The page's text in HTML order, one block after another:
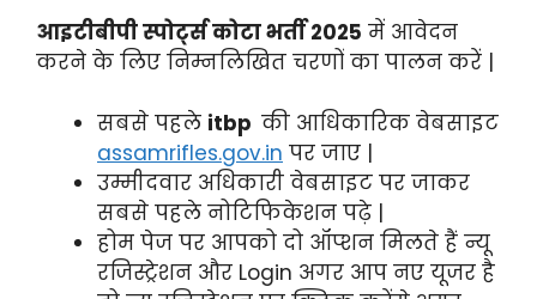
आइटीबीपी स्पोर्ट्स कोटा भर्ती 2025 में आवेदन
करने के लिए निम्नलिखित चरणों का पालन करें |
सबसे पहले itbp की आधिकारिक वेबसाइट
assamrifles.gov.in पर जाए |
उम्मीदवार अधिकारी वेबसाइट पर जाकर
सबसे पहले नोटिफिकेशन पढ़े |
होम पेज पर आपको दो ऑप्शन मिलते हैं न्यू
रजिस्ट्रेशन और Login अगर आप नए यूजर है